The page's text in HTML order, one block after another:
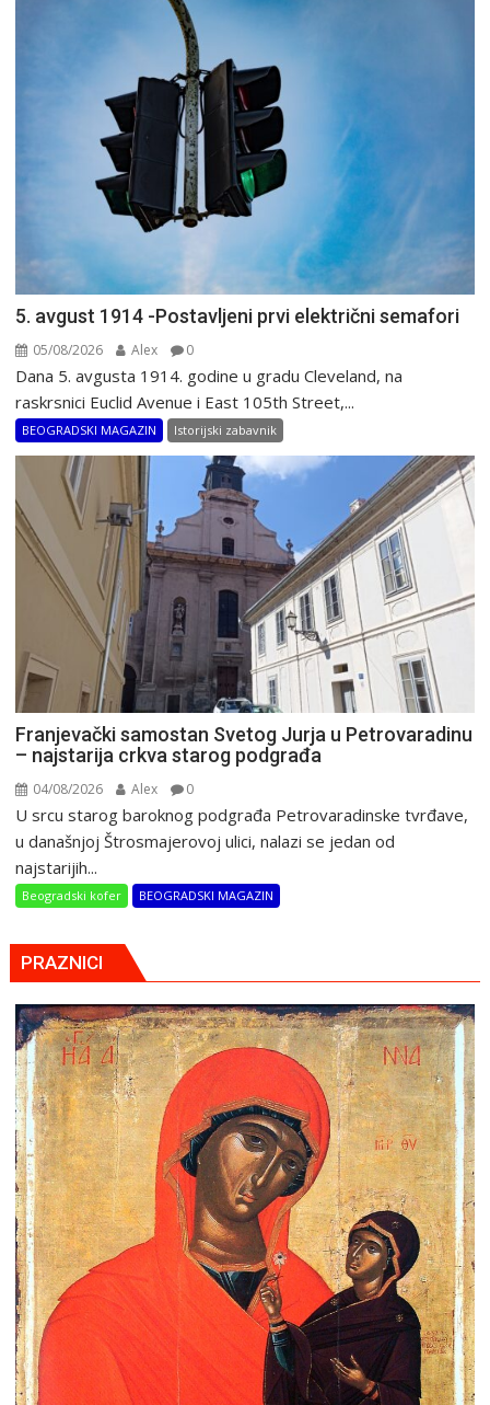
5. avgust 1914 -Postavljeni prvi električni semafori
05/08/2026 Alex 0
Dana 5. avgusta 1914. godine u gradu Cleveland, na
raskrsnici Euclid Avenue i East 105th Street,...
BEOGRADSKI MAGAZIN Istorijski zabavnik
Franjevački samostan Svetog Jurja u Petrovaradinu
– najstarija crkva starog podgrađa
04/08/2026 Alex 0
U srcu starog baroknog podgrađa Petrovaradinske tvrđave,
u današnjoj Štrosmajerovoj ulici, nalazi se jedan od
najstarijih...
Beogradski kofer BEOGRADSKI MAGAZIN
PRAZNICI